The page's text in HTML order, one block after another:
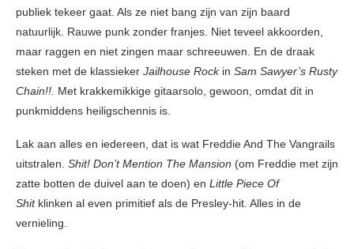
publiek tekeer gaat. Als ze niet bang zijn van zijn baard
natuurlijk. Rauwe punk zonder franjes. Niet teveel akkoorden,
maar raggen en niet zingen maar schreeuwen. En de draak
steken met de klassieker Jailhouse Rock in Sam Sawyer’s Rusty
Chain!!. Met krakkemikkige gitaarsolo, gewoon, omdat dit in
punkmiddens heiligschennis is.
Lak aan alles en iedereen, dat is wat Freddie And The Vangrails
uitstralen. Shit! Don’t Mention The Mansion (om Freddie met zijn
zatte botten de duivel aan te doen) en Little Piece Of
Shit klinken al even primitief als de Presley-hit. Alles in de
vernieling.